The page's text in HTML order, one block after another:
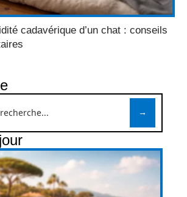
cadavérique d’un chat : conseils